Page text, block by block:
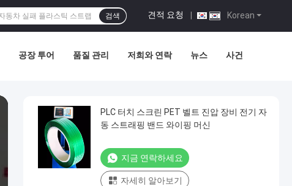
Korean
견적 요청
검색
공장 투어 품질 관리 저희와 연락 뉴스 사건
PLC 터치 스크린 PET 벨트 진압 장비 전기 자
동 스트래핑 밴드 와이핑 머신
지금 연락하세요
자세히 알아보기